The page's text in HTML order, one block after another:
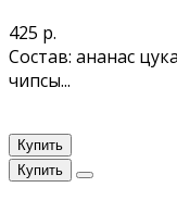
425 р.
Состав: ананас
чипсы...
Купить
Купить